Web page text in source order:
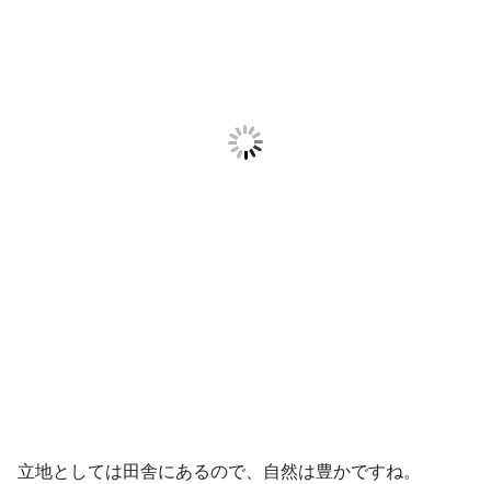
立地としては田舎にあるので、自然は豊かですね。